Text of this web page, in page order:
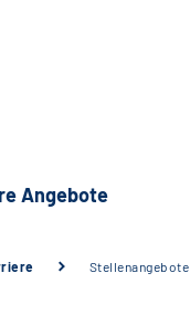
Angebote
Stellenangebote